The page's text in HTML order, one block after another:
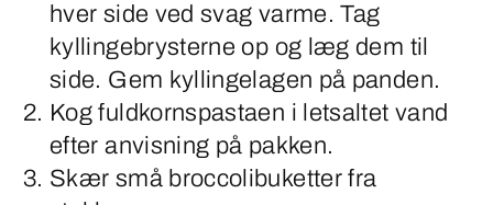
hver side ved svag varme. Tag
kyllingebrysterne op og læg dem til
side. Gem kyllingelagen på panden.
Kog fuldkornspastaen i letsaltet vand
efter anvisning på pakken.
Skær små broccolibuketter fra